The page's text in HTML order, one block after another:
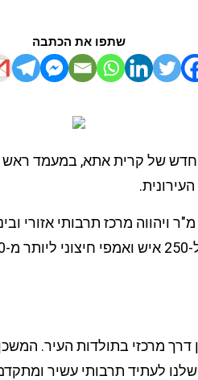
שתפו את הכתבה
של קרית אתא, במעמד ראש
המשכן, שהעבודות עליו כבר החלו לאחרונה בשטח,
מרכזי בתולדות העיר.
לעתיד תרבותי עשיר